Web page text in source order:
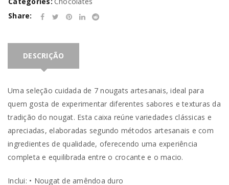
Share:
DESCRIÇÃO
Uma seleção cuidada de 7 nougats artesanais, ideal para
quem gosta de experimentar diferentes sabores e texturas da
tradição do nougat. Esta caixa reúne variedades clássicas e
apreciadas, elaboradas segundo métodos artesanais e com
ingredientes de qualidade, oferecendo uma experiência
completa e equilibrada entre o crocante e o macio.
Inclui: • Nougat de amêndoa duro